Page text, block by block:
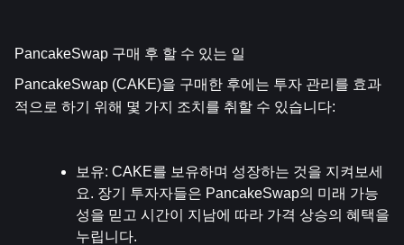
PancakeSwap 구매 후 할 수 있는 일
PancakeSwap (CAKE)을 구매한 후에는 투자 관리를 효과
적으로 하기 위해 몇 가지 조치를 취할 수 있습니다:
보유: CAKE를 보유하며 성장하는 것을 지켜보세
요. 장기 투자자들은 PancakeSwap의 미래 가능
성을 믿고 시간이 지남에 따라 가격 상승의 혜택을
누립니다.